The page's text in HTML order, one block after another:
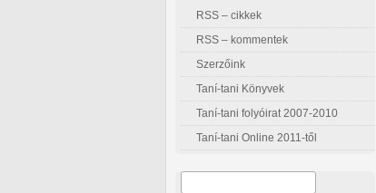
RSS – cikkek
RSS – kommentek
Szerzőink
Taní-tani Könyvek
Taní-tani folyóirat 2007-2010
Taní-tani Online 2011-től